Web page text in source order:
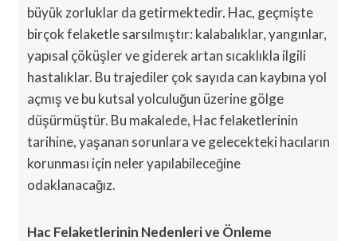
büyük zorluklar da getirmektedir. Hac, geçmişte
birçok felaketle sarsılmıştır: kalabalıklar, yangınlar,
yapısal çöküşler ve giderek artan sıcaklıkla ilgili
hastalıklar. Bu trajediler çok sayıda can kaybına yol
açmış ve bu kutsal yolculuğun üzerine gölge
düşürmüştür. Bu makalede, Hac felaketlerinin
tarihine, yaşanan sorunlara ve gelecekteki hacıların
korunması için neler yapılabileceğine
odaklanacağız.
Hac Felaketlerinin Nedenleri ve Önleme